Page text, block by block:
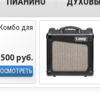
Комбо для
руб.